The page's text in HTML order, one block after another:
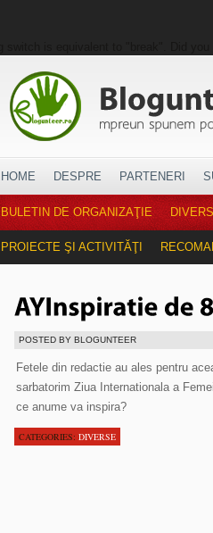
HOME DESPRE PARTENERI
BULETIN DE ORGANIZAŢIE
PROIECTE ŞI ACTIVITĂŢI
POSTED BY BLOGUNTEER
Fetele din redactie au ales pentru
sarbatorim Ziua Internationala a
ce anume va inspira?
CATEGORIES: DIVERSE